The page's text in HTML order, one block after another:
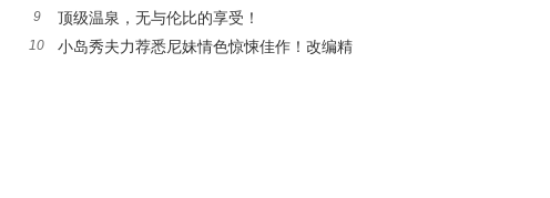
身材状态引热议
9 顶级温泉，无与伦比的享受！
10
小岛秀夫力荐悉尼妹情色惊悚佳作！改编精